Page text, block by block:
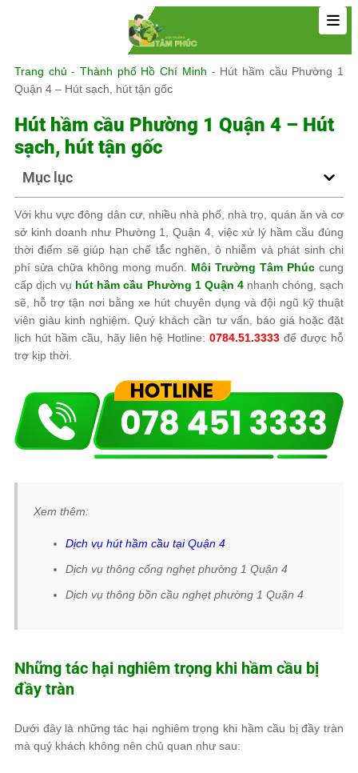
Trang chủ -Thành phố Hồ Chí Minh - Hút hầm cầu Phường 1
Quận 4 – Hút sạch, hút tận gốc
Hút hầm cầu Phường 1 Quận 4 – Hút
sạch, hút tận gốc
Mục lục
Với khu vực đông dân cư, nhiều nhà phố, nhà trọ, quán ăn và cơ
sở kinh doanh như Phường 1, Quận 4, việc xử lý hầm cầu đúng
thời điểm sẽ giúp hạn chế tắc nghẽn, ô nhiễm và phát sinh chi
phí sửa chữa không mong muốn. Môi Trường Tâm Phúc cung
cấp dịch vụ hút hầm cầu Phường 1 Quận 4nhanh chóng, sạch
sẽ, hỗ trợ tận nơi bằng xe hút chuyên dụng và đội ngũ kỹ thuật
viên giàu kinh nghiệm. Quý khách cần tư vấn, báo giá hoặc đặt
lịch hút hầm cầu, hãy liên hệ Hotline:0784.51.3333 để được hỗ
trợ kịp thời.
Xem thêm:
Dịch vụ hút hầm cầu tại Quận 4
Dịch vụ thông cống nghẹt phường 1 Quận 4
Dịch vụ thông bồn cầu nghẹt phường 1 Quận 4
Những tác hại nghiêm trọng khi hầm cầu bị
đầy tràn
Dưới đây là những tác hại nghiêm trọng khi hầm cầu bị đầy tràn
mà quý khách không nên chủ quan như sau: